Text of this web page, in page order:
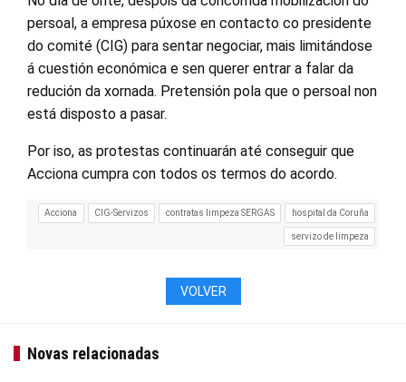
persoal, a empresa púxose en contacto co presidente
do comité (CIG) para sentar negociar, mais limitándose
á cuestión económica e sen querer entrar a falar da
redución da xornada. Pretensión pola que o persoal non
está disposto a pasar.
Por iso, as protestas continuarán até conseguir que
Acciona cumpra con todos os termos do acordo.
Acciona CIG-Servizos contratas limpeza SERGAS hospital da Coruña
servizo de limpeza
VOLVER
Novas relacionadas